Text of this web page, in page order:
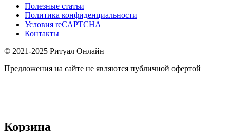
Полезные статьи
Политика конфиденциальности
Условия reCAPTCHA
Контакты
© 2021-2025 Ритуал Онлайн
Предложения на сайте не являются публичной офертой
Корзина